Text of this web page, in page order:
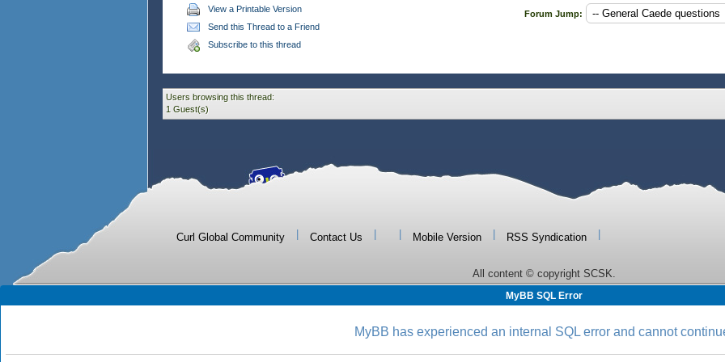
View a Printable Version
Send this Thread to a Friend
Subscribe to this thread
Forum Jump:
Users browsing this thread:
1 Guest(s)
Curl Global Community Contact Us Mobile Version RSS Syndication
All content © copyright SCSK.
MyBB SQL Error
MyBB has experienced an internal SQL error and cannot